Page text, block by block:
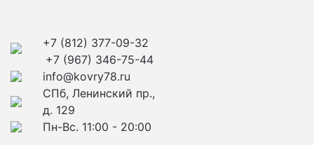
+7 (812) 377-09-32
+7 (967) 346-75-44
info@kovry78.ru
СПб, Ленинский пр.,
д. 129
Пн-Вс. 11:00 - 20:00